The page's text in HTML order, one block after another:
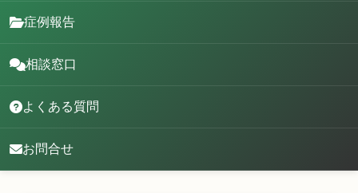
症例報告
相談窓口
よくある質問
お問合せ